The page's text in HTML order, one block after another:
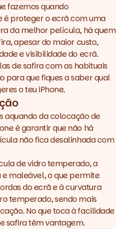
fazemos quando
é proteger o ecrã com uma
da melhor película, há quem
, apesar do maior custo,
e visibilidade do ecrã.
de safira com as habituais
para que fiques a saber qual
o teu iPhone.
aquando da colocação de
é garantir que não há
não fica desalinhada com
de vidro temperado, a
maleável, o que permite
do ecrã e à curvatura
temperado, sendo mais
No que toca à facilidade
safira têm vantagem.